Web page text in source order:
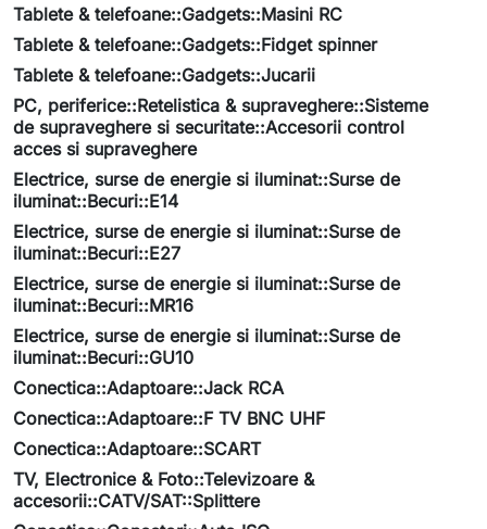
Tablete & telefoane::Gadgets::Masini RC
Tablete & telefoane::Gadgets::Fidget spinner
Tablete & telefoane::Gadgets::Jucarii
PC, periferice::Retelistica & supraveghere::Sisteme
de supraveghere si securitate::Accesorii control
acces si supraveghere
Electrice, surse de energie si iluminat::Surse de
iluminat::Becuri::E14
Electrice, surse de energie si iluminat::Surse de
iluminat::Becuri::E27
Electrice, surse de energie si iluminat::Surse de
iluminat::Becuri::MR16
Electrice, surse de energie si iluminat::Surse de
iluminat::Becuri::GU10
Conectica::Adaptoare::Jack RCA
Conectica::Adaptoare::F TV BNC UHF
Conectica::Adaptoare::SCART
TV, Electronice & Foto::Televizoare &
accesorii::CATV/SAT::Splittere